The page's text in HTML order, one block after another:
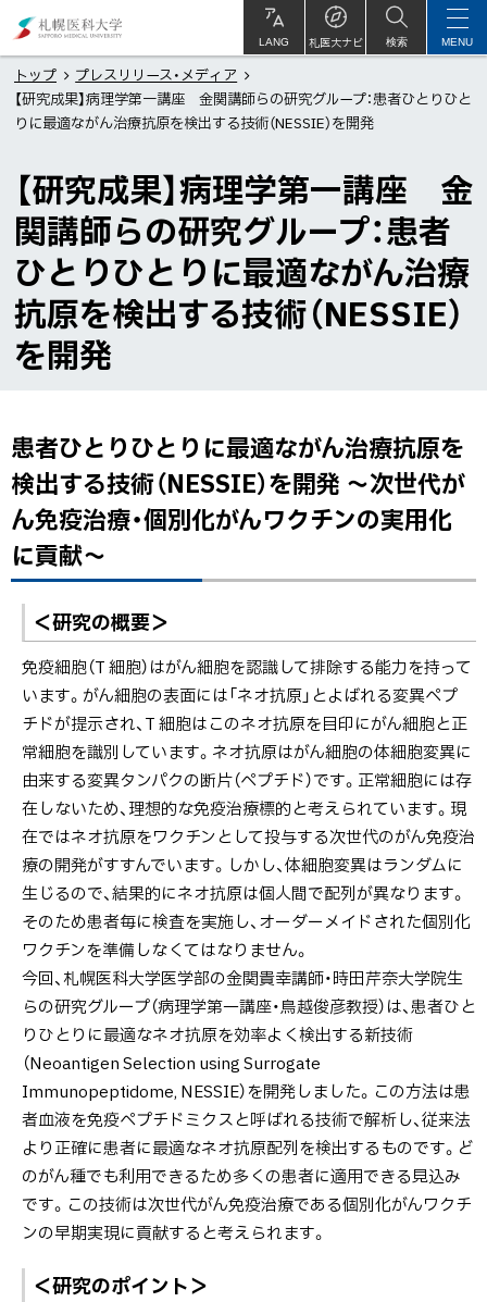
文
へ
医
科
大
LANG 札医大ナビ
サ
イ
検索 MENU
トップ
プレスリリース・メディア
【研究成果】病理学第一講座 金関講師らの研究グループ：患者ひとりひと
りに最適ながん治療抗原を検出する技術（NESSIE）を開発
【研究成果】病理学第一講座 金
関講師らの研究グループ：患者
ひとりひとりに最適ながん治療
抗原を検出する技術（NESSIE）
を開発
ペ
ー
ジ
内
目
次
患者ひと
りひとり
に最適な
がん治療
抗原を検
出する技
術
（NESSIE）
を開発 ～
次世代が
ん免疫治
療・個別化
がんワク
チンの実
用化に貢
献～
患者ひとりひとりに最適ながん治療抗原を
検出する技術（NESSIE）を開発 ～次世代が
ん免疫治療・個別化がんワクチンの実用化
に貢献～
＜研究の概要＞
免疫細胞（T 細胞）はがん細胞を認識して排除する能力を持って
います。がん細胞の表面には「ネオ抗原」とよばれる変異ペプ
チドが提示され、T 細胞はこのネオ抗原を目印にがん細胞と正
常細胞を識別しています。ネオ抗原はがん細胞の体細胞変異に
由来する変異タンパクの断片（ペプチド）です。正常細胞には存
在しないため、理想的な免疫治療標的と考えられています。現
在ではネオ抗原をワクチンとして投与する次世代のがん免疫治
療の開発がすすんでいます。しかし、体細胞変異はランダムに
生じるので、結果的にネオ抗原は個人間で配列が異なります。
そのため患者毎に検査を実施し、オーダーメイドされた個別化
ワクチンを準備しなくてはなりません。
今回、札幌医科大学医学部の金関貴幸講師・時田芹奈大学院生
らの研究グループ（病理学第一講座・鳥越俊彦教授）は、患者ひと
りひとりに最適なネオ抗原を効率よく検出する新技術
（Neoantigen Selection using Surrogate
Immunopeptidome, NESSIE）を開発しました。この方法は患
者血液を免疫ペプチドミクスと呼ばれる技術で解析し、従来法
より正確に患者に最適なネオ抗原配列を検出するものです。ど
のがん種でも利用できるため多くの患者に適用できる見込み
です。この技術は次世代がん免疫治療である個別化がんワクチ
ンの早期実現に貢献すると考えられます。
＜研究のポイント＞